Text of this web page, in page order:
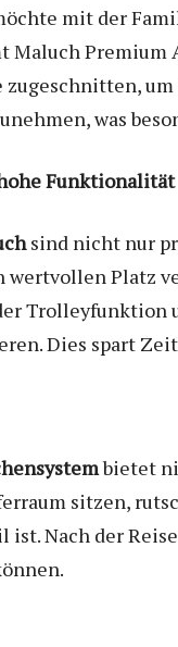
mit der
Maluch
was
Funktionalität
sind nicht nur
Platz
Trolleyfunktion
Dies spart
bietet
sitzen,
ist. Nach der